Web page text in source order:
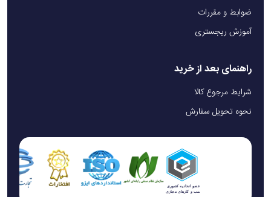
ضوابط و مقررات
آموزش ریجستری
راهنمای بعد از خرید
شرایط مرجوع کالا
نحوه تحویل سفارش